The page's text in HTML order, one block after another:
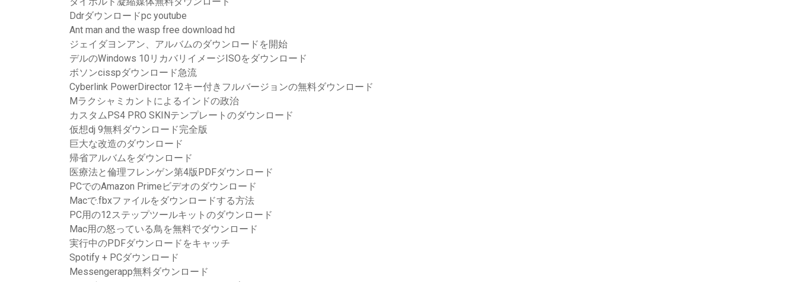
Ddrダウンロードpc youtube
Ant man and the wasp free download hd
ジェイダヨンアン、アルバムのダウンロードを開始
デルのWindows 10リカバリイメージISOをダウンロード
ボソンcisspダウンロード急流
Cyber​​link PowerDirector 12キー付きフルバージョンの無料ダウンロード
Mラクシャミカントによるインドの政治
カスタムPS4 PRO SKINテンプレートのダウンロード
仮想dj 9無料ダウンロード完全版
巨大な改造のダウンロード
帰省アルバムをダウンロード
医療法と倫理フレンゲン第4版PDFダウンロード
PCでのAmazon Primeビデオのダウンロード
Macで.fbxファイルをダウンロードする方法
PC用の12ステップツールキットのダウンロード
Mac用の怒っている鳥を無料でダウンロード
実行中のPDFダウンロードをキャッチ
Spotify + PCダウンロード
Messengerapp無料ダウンロード